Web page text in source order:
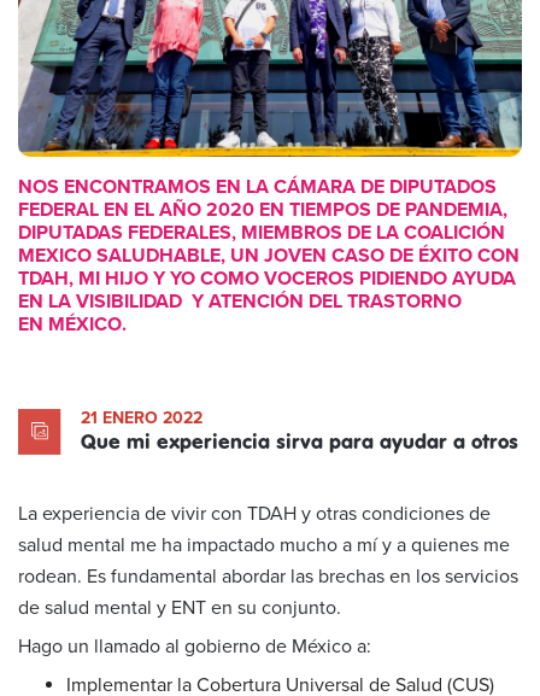
NOS ENCONTRAMOS EN LA CÁMARA DE DIPUTADOS
FEDERAL EN EL AÑO 2020 EN TIEMPOS DE PANDEMIA,
DIPUTADAS FEDERALES, MIEMBROS DE LA COALICIÓN
MEXICO SALUDHABLE, UN JOVEN CASO DE ÉXITO CON
TDAH, MI HIJO Y YO COMO VOCEROS PIDIENDO AYUDA
EN LA VISIBILIDAD Y ATENCIÓN DEL TRASTORNO
EN MÉXICO.
21 ENERO 2022
Que mi experiencia sirva para ayudar a otros
La experiencia de vivir con TDAH y otras condiciones de
salud mental me ha impactado mucho a mí y a quienes me
rodean. Es fundamental abordar las brechas en los servicios
de salud mental y ENT en su conjunto.
Hago un llamado al gobierno de México a:
Implementar la Cobertura Universal de Salud (CUS)